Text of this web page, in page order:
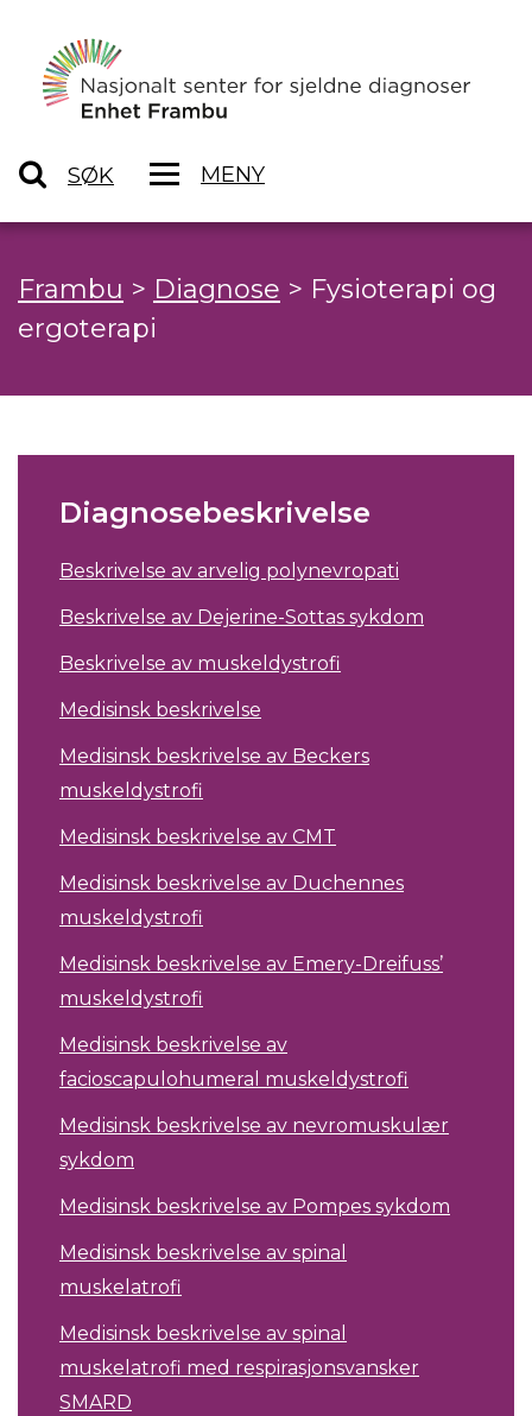
SØK MENY
Frambu > Diagnose > Fysioterapi og
ergoterapi
Diagnosebeskrivelse
Beskrivelse av arvelig polynevropati
Beskrivelse av Dejerine-Sottas sykdom
Beskrivelse av muskeldystrofi
Medisinsk beskrivelse
Medisinsk beskrivelse av Beckers
muskeldystrofi
Medisinsk beskrivelse av CMT
Medisinsk beskrivelse av Duchennes
muskeldystrofi
Medisinsk beskrivelse av Emery-Dreifuss’
muskeldystrofi
Medisinsk beskrivelse av
facioscapulohumeral muskeldystrofi
Medisinsk beskrivelse av nevromuskulær
sykdom
Medisinsk beskrivelse av Pompes sykdom
Medisinsk beskrivelse av spinal
muskelatrofi
Medisinsk beskrivelse av spinal
muskelatrofi med respirasjonsvansker
SMARD